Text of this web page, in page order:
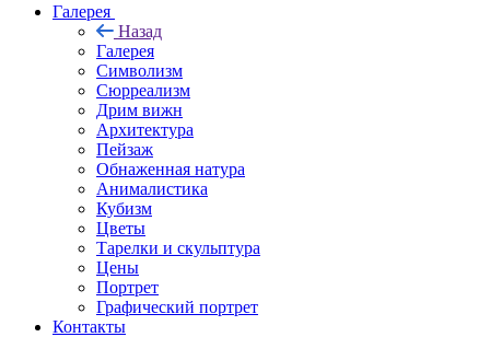
Галерея
Назад
Галерея
Символизм
Сюрреализм
Дрим вижн
Архитектура
Пейзаж
Обнаженная натура
Анималистика
Кубизм
Цветы
Тарелки и скульптура
Цены
Портрет
Графический портрет
Контакты